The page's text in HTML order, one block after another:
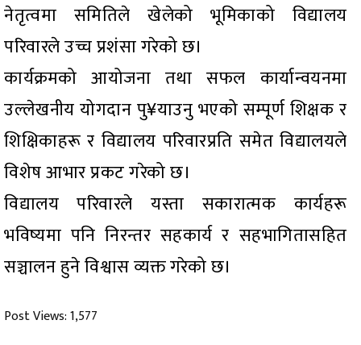
नेतृत्वमा समितिले खेलेको भूमिकाको विद्यालय
परिवारले उच्च प्रशंसा गरेको छ।
कार्यक्रमको आयोजना तथा सफल कार्यान्वयनमा
उल्लेखनीय योगदान पु¥याउनु भएको सम्पूर्ण शिक्षक र
शिक्षिकाहरू र विद्यालय परिवारप्रति समेत विद्यालयले
विशेष आभार प्रकट गरेको छ।
विद्यालय परिवारले यस्ता सकारात्मक कार्यहरू
भविष्यमा पनि निरन्तर सहकार्य र सहभागितासहित
सञ्चालन हुने विश्वास व्यक्त गरेको छ।
Post Views:1,577